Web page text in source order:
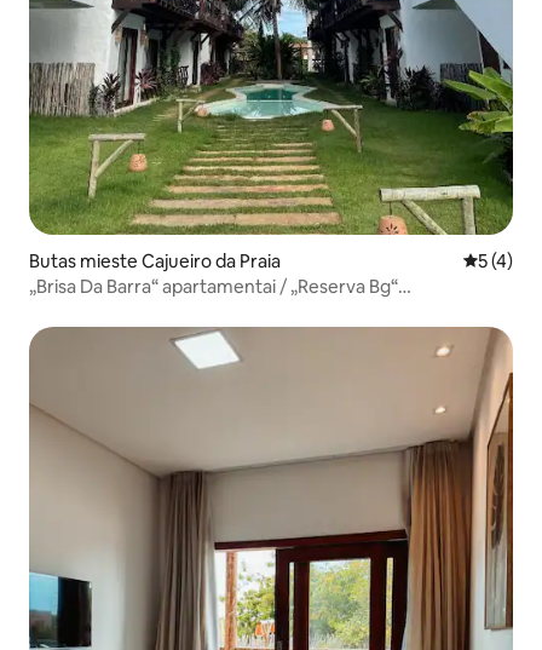
Butas mieste Cajueiro da Praia Vidutinis
5 (4)
„Brisa Da Barra“ apartamentai / „Reserva Bg“